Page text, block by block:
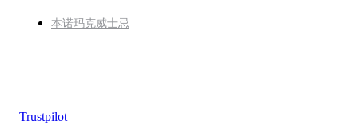
本诺玛克威士忌
Trustpilot